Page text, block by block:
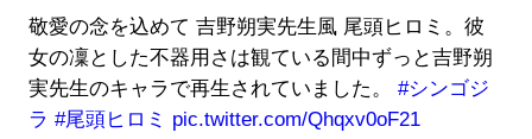
敬愛の念を込めて 吉野朔実先生風 尾頭ヒロミ。彼
女の凜とした不器用さは観ている間中ずっと吉野朔
実先生のキャラで再生されていました。 #シンゴジ
ラ #尾頭ヒロミ pic.twitter.com/Qhqxv0oF21